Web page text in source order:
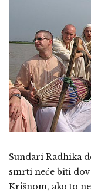
Sundari Radhika
smrti neće biti
Krišnom, ako to